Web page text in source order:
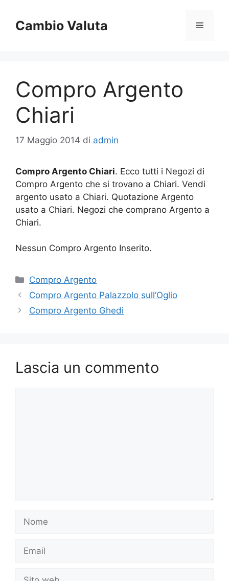
contenuto
Cambio Valuta Menu
Compro Argento
Chiari
17 Maggio 2014 di admin
Compro Argento Chiari. Ecco tutti i Negozi di
Compro Argento che si trovano a Chiari. Vendi
argento usato a Chiari. Quotazione Argento
usato a Chiari. Negozi che comprano Argento a
Chiari.
Nessun Compro Argento Inserito.
Categorie
Compro Argento
Compro Argento Palazzolo sull’Oglio
Compro Argento Ghedi
Lascia un commento
Nome
Email
Sito